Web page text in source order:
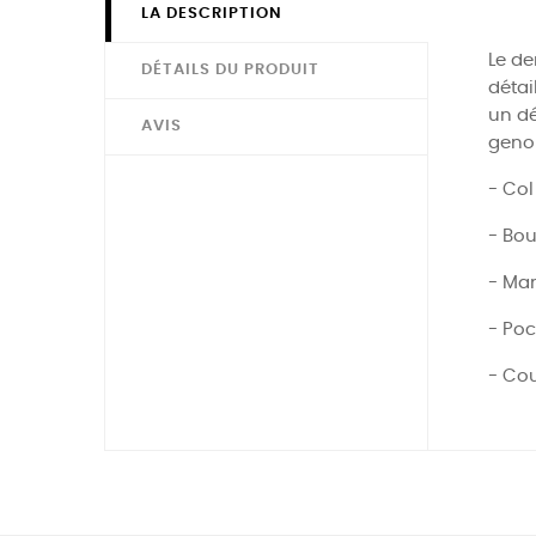
LA DESCRIPTION
DÉTAILS DU PRODUIT
AVIS
Le
un
-
-
-
-
-